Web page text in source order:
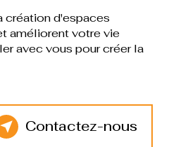
création d'espaces
améliorent votre vie
avec vous pour créer la
Contactez-nous